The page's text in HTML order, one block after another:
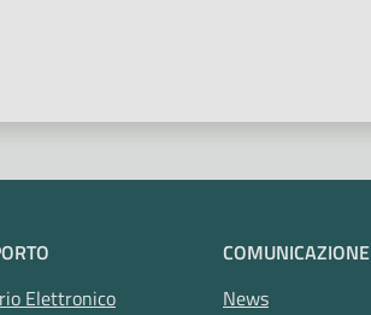
Elettronico
COMUNICAZIONE
News